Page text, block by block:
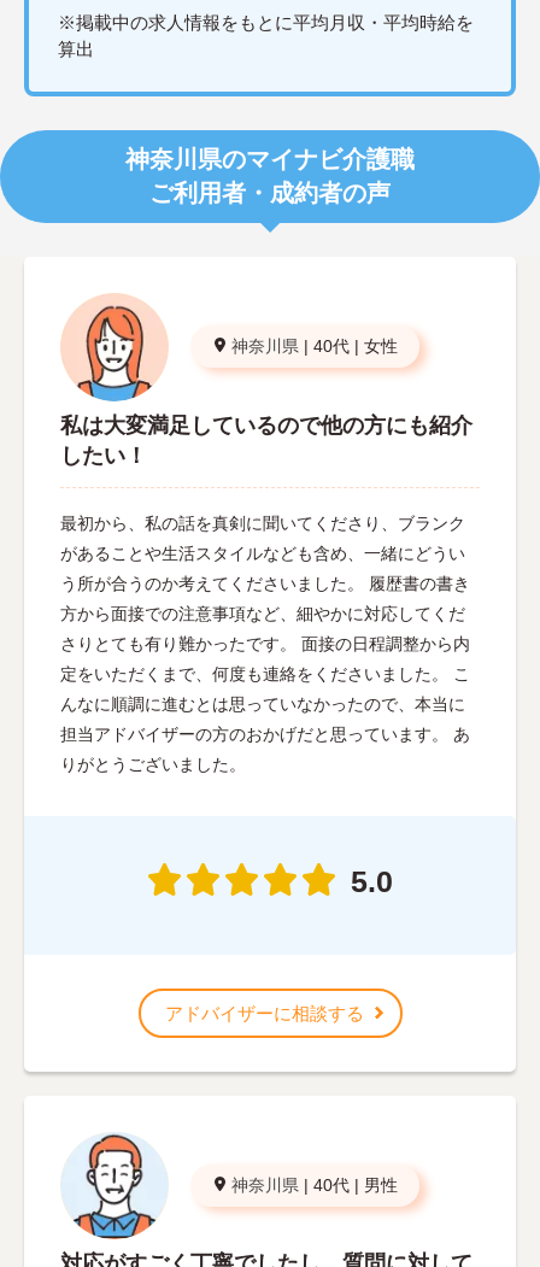
※掲載中の求人情報をもとに平均月収・平均時給を
算出
神奈川県のマイナビ介護職
ご利用者・成約者の声
神奈川県 | 40代 | 女性
私は大変満足しているので他の方にも紹介
したい！
最初から、私の話を真剣に聞いてくださり、ブランク
があることや生活スタイルなども含め、一緒にどうい
う所が合うのか考えてくださいました。 履歴書の書き
方から面接での注意事項など、細やかに対応してくだ
さりとても有り難かったです。 面接の日程調整から内
定をいただくまで、何度も連絡をくださいました。 こ
んなに順調に進むとは思っていなかったので、本当に
担当アドバイザーの方のおかげだと思っています。 あ
りがとうございました。
5.0
アドバイザーに相談する
神奈川県 | 40代 | 男性